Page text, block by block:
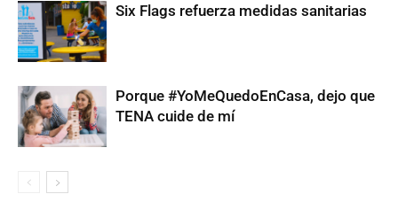
Six Flags refuerza medidas sanitarias
Porque #YoMeQuedoEnCasa, dejo que
TENA cuide de mí